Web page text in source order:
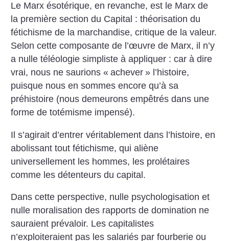
Le Marx ésotérique, en revanche, est le Marx de
la première section du Capital : théorisation du
fétichisme de la marchandise, critique de la valeur.
Selon cette composante de l’œuvre de Marx, il n’y
a nulle téléologie simpliste à appliquer : car à dire
vrai, nous ne saurions « achever » l’histoire,
puisque nous en sommes encore qu’à sa
préhistoire (nous demeurons empêtrés dans une
forme de totémisme impensé).
Il s’agirait d’entrer véritablement dans l’histoire, en
abolissant tout fétichisme, qui aliène
universellement les hommes, les prolétaires
comme les détenteurs du capital.
Dans cette perspective, nulle psychologisation et
nulle moralisation des rapports de domination ne
sauraient prévaloir. Les capitalistes
n’exploiteraient pas les salariés par fourberie ou